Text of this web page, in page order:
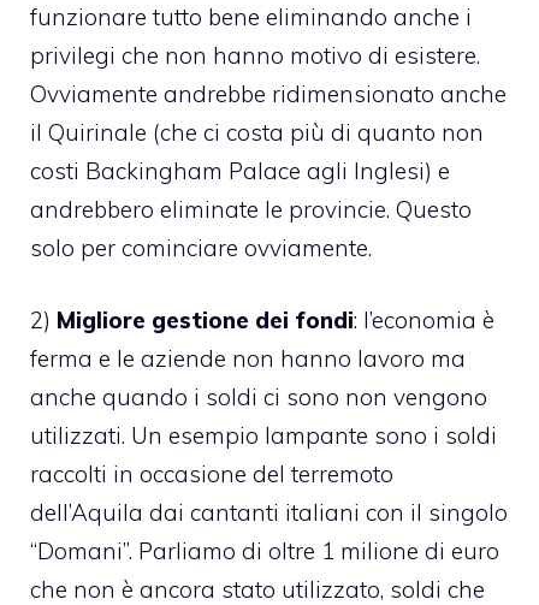
funzionare tutto bene eliminando anche i
privilegi che non hanno motivo di esistere.
Ovviamente andrebbe ridimensionato anche
il Quirinale (che ci costa più di quanto non
costi Backingham Palace agli Inglesi) e
andrebbero eliminate le provincie. Questo
solo per cominciare ovviamente.
2) Migliore gestione dei fondi: l’economia è
ferma e le aziende non hanno lavoro ma
anche quando i soldi ci sono non vengono
utilizzati. Un esempio lampante sono i soldi
raccolti in occasione del terremoto
dell’Aquila dai cantanti italiani con il singolo
“Domani”. Parliamo di oltre 1 milione di euro
che non è ancora stato utilizzato, soldi che